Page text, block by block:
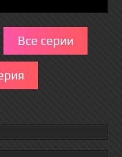
Все серии